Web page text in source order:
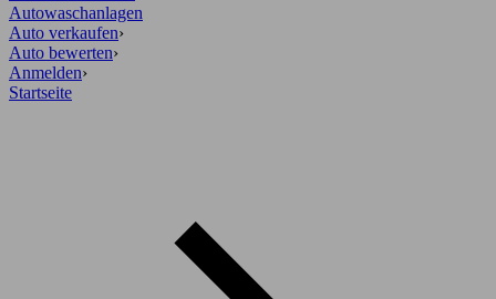
Autowaschanlagen
Auto verkaufen›
Auto bewerten›
Anmelden›
Startseite